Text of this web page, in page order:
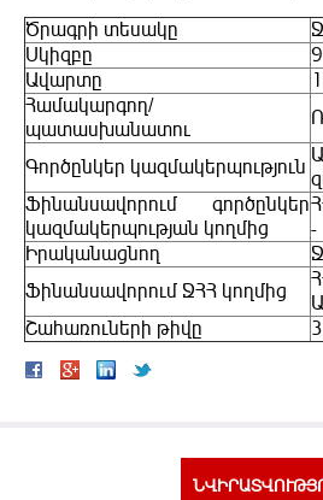
Ծրագրի տեսակը
Սկիզբը
Ավարտը
Համակարգող/
պատասխանատու
Գործընկեր կազմակերպություն
Ֆինանսավորում գործընկեր
կազմակերպության կողմից
-
Իրականացնող
Ֆինանսավորում ՋՀՀ կողմից
Շահառուների թիվը